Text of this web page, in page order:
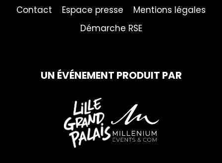
Contact
Espace presse
Mentions légales
Démarche RSE
UN ÉVÉNEMENT PRODUIT PAR